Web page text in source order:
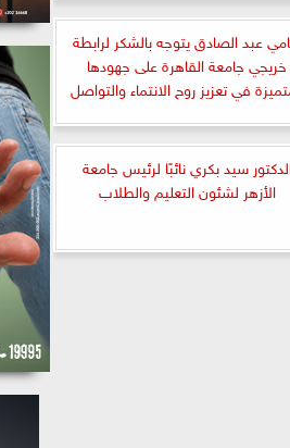
عبد الصادق يتوجه بالشكر لرابطة
خريجي جامعة القاهرة على جهودها
في تعزيز روح الانتماء والتواصل
سيد بكري نائبًا لرئيس جامعة
الأزهر لشئون التعليم والطلاب